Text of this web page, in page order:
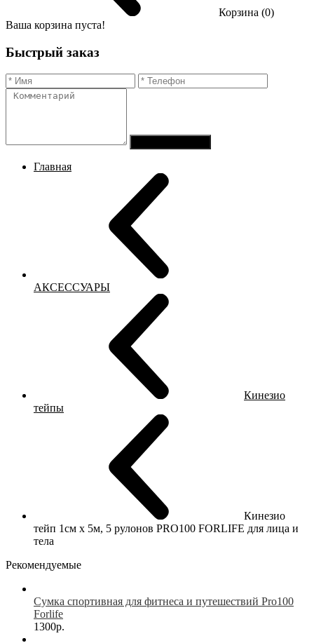
Корзина (0)
Ваша корзина пуста!
Быстрый заказ
Главная
АКСЕССУАРЫ
Кинезио
тейпы
Кинезио
тейп 1см х 5м, 5 рулонов PRO100 FORLIFE для лица и
тела
Рекомендуемые
Сумка спортивная для фитнеса и путешествий Pro100
Forlife
1300р.